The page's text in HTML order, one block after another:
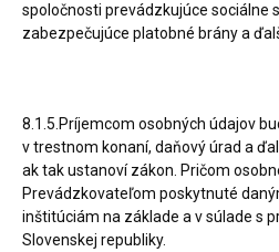
spoločnosti prevádzkujúce sociálne
zabezpečujúce platobné brány a
8.1.5.Príjemcom osobných údajov
v trestnom konaní, daňový úrad a
ak tak ustanoví zákon. Pričom
Prevádzkovateľom poskytnuté
inštitúciám na základe a v súlade s
Slovenskej republiky.